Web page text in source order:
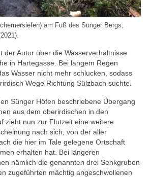
am Fuß des Sünger Bergs,
der Autor über die Wasserverhältnisse
in Hartegasse. Bei langem Regen
Wasser nicht mehr schlucken, sodass
Wege Richtung Sülzbach suchte.
Sünger Höfen beschriebene Übergang
aus dem oberirdischen in den
zieht nun zur Flutzeit eine weitere
nach sich, von der aller
die hier im Tale gelegene Ortschaft
erhalten hat. Bei längeren
nämlich die genannten drei Senkgruben
zugeführten mächtig angeschwollenen